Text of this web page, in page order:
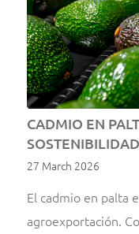
CADMIO EN
27 March 2026
El cadmio en palta
agroexportación.